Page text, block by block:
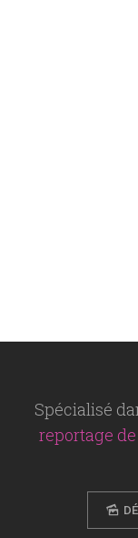
Spécialisé
reportage